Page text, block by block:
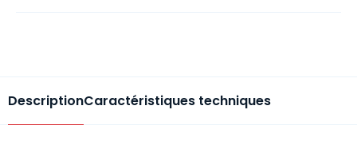
DescriptionCaractéristiques techniques